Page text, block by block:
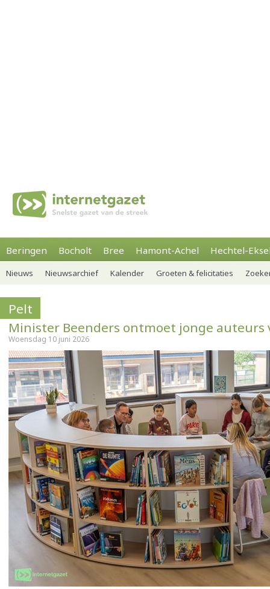
Beringen Bocholt Bree Hamont-Achel Hechtel-
Nieuws Nieuwsarchief Kalender Groeten & felicitaties
Pelt
Minister Beenders ontmoet jonge auteurs
Woensdag 10 juni 2026